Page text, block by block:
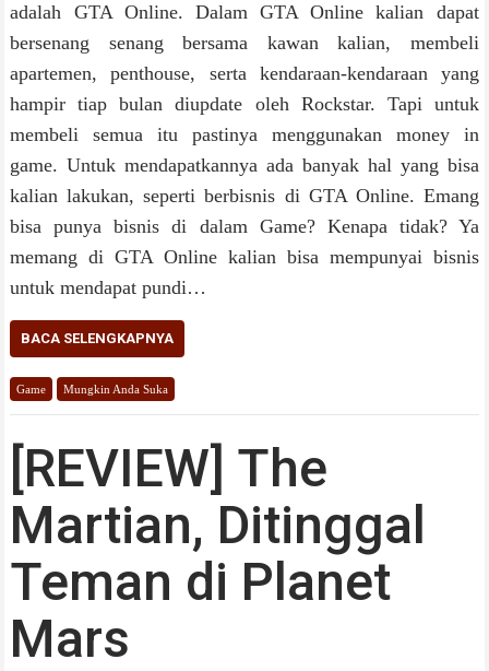
adalah GTA Online. Dalam GTA Online kalian dapat
bersenang senang bersama kawan kalian, membeli
apartemen, penthouse, serta kendaraan-kendaraan yang
hampir tiap bulan diupdate oleh Rockstar. Tapi untuk
membeli semua itu pastinya menggunakan money in
game. Untuk mendapatkannya ada banyak hal yang bisa
kalian lakukan, seperti berbisnis di GTA Online. Emang
bisa punya bisnis di dalam Game? Kenapa tidak? Ya
memang di GTA Online kalian bisa mempunyai bisnis
untuk mendapat pundi…
BACA SELENGKAPNYA
Game Mungkin Anda Suka
[REVIEW] The
Martian, Ditinggal
Teman di Planet
Mars